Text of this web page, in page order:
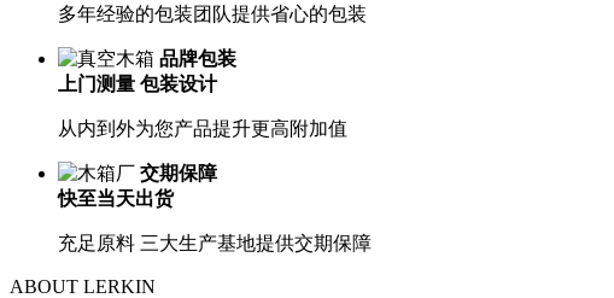
多年经验的包装团队提供省心的包装
品牌包装
上门测量 包装设计
从内到外为您产品提升更高附加值
交期保障
快至当天出货
充足原料 三大生产基地提供交期保障
ABOUT LERKIN